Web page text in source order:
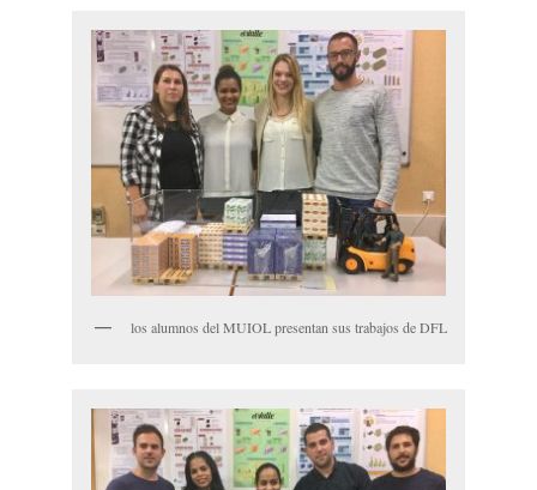
los alumnos del MUIOL presentan sus trabajos de DFL